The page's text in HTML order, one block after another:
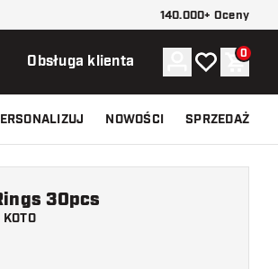
140.000+ Oceny
Obsługa klienta Konto
Moja listaKoszyk
0
NOWOŚCI SPRZEDAŻ
KOTO
30pcs